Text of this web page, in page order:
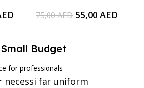
75,00AED 55,00 AED
Budget
for professionals
necessi far uniform